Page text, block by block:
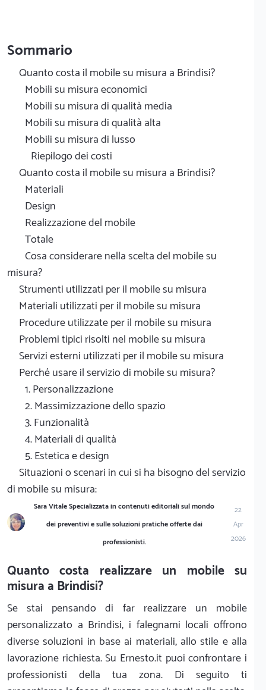
Sommario
Quanto costa il mobile su misura a Brindisi?
Mobili su misura economici
Mobili su misura di qualità media
Mobili su misura di qualità alta
Mobili su misura di lusso
Riepilogo dei costi
Quanto costa il mobile su misura a Brindisi?
Materiali
Design
Realizzazione del mobile
Totale
Cosa considerare nella scelta del mobile su
misura?
Strumenti utilizzati per il mobile su misura
Materiali utilizzati per il mobile su misura
Procedure utilizzate per il mobile su misura
Problemi tipici risolti nel mobile su misura
Servizi esterni utilizzati per il mobile su misura
Perché usare il servizio di mobile su misura?
1. Personalizzazione
2. Massimizzazione dello spazio
3. Funzionalità
4. Materiali di qualità
5. Estetica e design
Situazioni o scenari in cui si ha bisogno del servizio
di mobile su misura:
Sara Vitale Specializzata in contenuti editoriali sul mondo
dei preventivi e sulle soluzioni pratiche offerte dai
professionisti.
22
Apr
2026
Quanto costa realizzare un mobile su
misura a Brindisi?
Se stai pensando di far realizzare un mobile
personalizzato a Brindisi, i falegnami locali offrono
diverse soluzioni in base ai materiali, allo stile e alla
lavorazione richiesta. Su Ernesto.it puoi confrontare i
professionisti della tua zona. Di seguito ti